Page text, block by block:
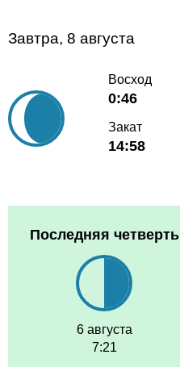
Завтра, 8 августа
Восход
0:46
Закат
14:58
Последняя четверть
6 августа
7:21